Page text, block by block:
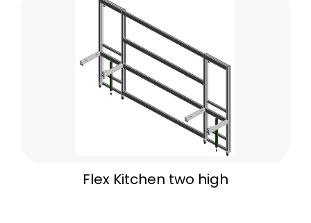
Flex Kitchen two high